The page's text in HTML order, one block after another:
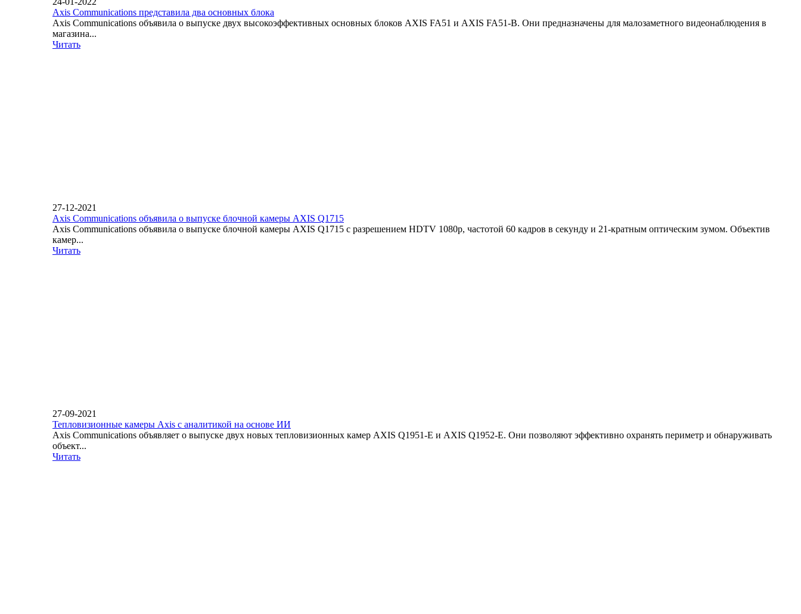
Axis Communications представила два основных блока
Axis Communications объявила о выпуске двух высокоэффективных основных блоков AXIS FA51 и AXIS FA51-B. Они предназначены для малозаметного видеонаблюдения в
магазина...
Читать
27-12-2021
Axis Communications объявила о выпуске блочной камеры AXIS Q1715
Axis Communications объявила о выпуске блочной камеры AXIS Q1715 с разрешением HDTV 1080p, частотой 60 кадров в секунду и 21-кратным оптическим зумом. Объектив
камер...
Читать
27-09-2021
Тепловизионные камеры Axis с аналитикой на основе ИИ
Axis Communications объявляет о выпуске двух новых тепловизионных камер AXIS Q1951-E и AXIS Q1952-E. Они позволяют эффективно охранять периметр и обнаруживать
объект...
Читать